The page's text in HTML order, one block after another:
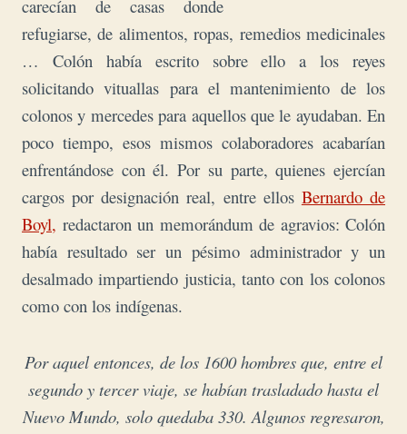
carecían de casas donde
refugiarse, de alimentos, ropas, remedios medicinales
… Colón había escrito sobre ello a los reyes
solicitando vituallas para el mantenimiento de los
colonos y mercedes para aquellos que le ayudaban. En
poco tiempo, esos mismos colaboradores acabarían
enfrentándose con él. Por su parte, quienes ejercían
cargos por designación real, entre ellos Bernardo de
Boyl, redactaron un memorándum de agravios: Colón
había resultado ser un pésimo administrador y un
desalmado impartiendo justicia, tanto con los colonos
como con los indígenas.
Por aquel entonces, de los 1600 hombres que, entre el
segundo y tercer viaje, se habían trasladado hasta el
Nuevo Mundo, solo quedaba 330. Algunos regresaron,